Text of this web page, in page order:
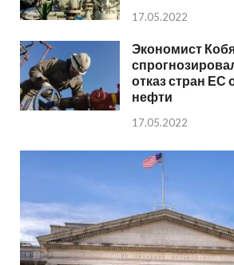
17.05.2022
Экономист
отказ стран ЕС
нефти
17.05.2022